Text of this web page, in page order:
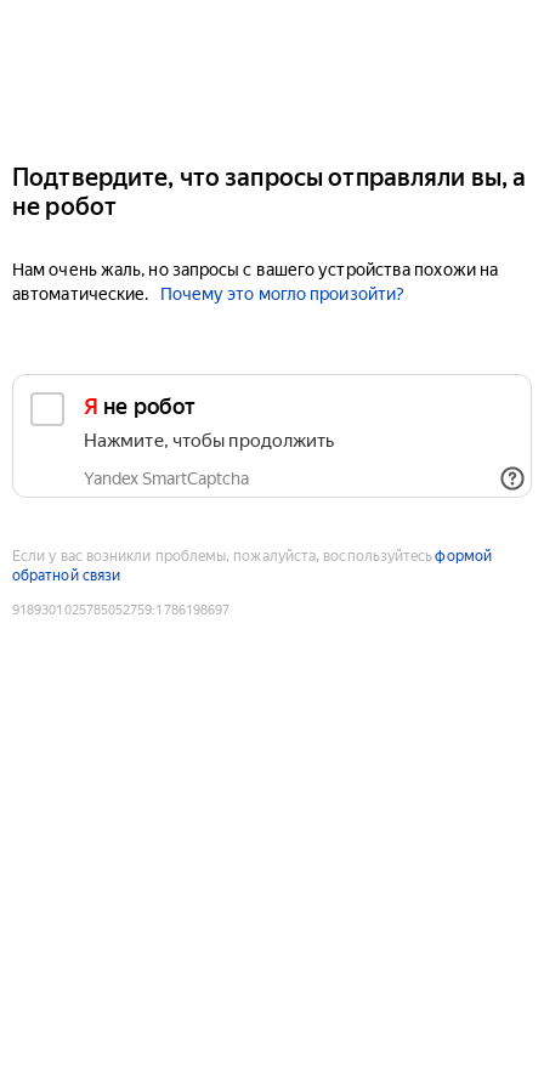
Подтвердите, что запросы отправляли вы, а
не робот
Нам очень жаль, но запросы с вашего устройства похожи на
автоматические.
Почему это могло произойти?
Я не робот
Нажмите, чтобы продолжить
Yandex SmartCaptcha
Если у вас возникли проблемы, пожалуйста, воспользуйтесьформой
обратной связи
9189301025785052759:1786198697